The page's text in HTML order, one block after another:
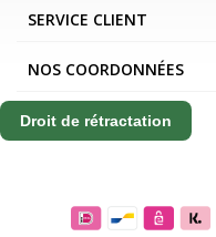
SERVICE CLIENT
NOS COORDONNÉES
Droit de rétractation